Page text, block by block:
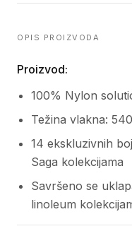
OPIS PROIZVODA
Proizvod:
100% Nylon
Težina vlakna:
14 ekskluzivnih
Saga kolekcijama
Savršeno se
linoleum